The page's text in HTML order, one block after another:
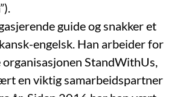
guide og snakker et
engelsk. Han arbeider for
StandWithUs,
en viktig samarbeidspartner